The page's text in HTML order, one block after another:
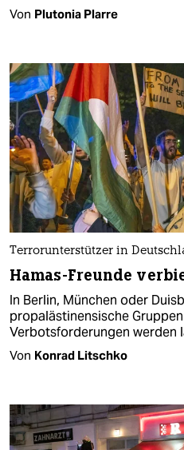
Von Plutonia Plarre
Terrorunterstützer in
Hamas-Freunde
In Berlin, München oder
propalästinensische
Verbotsforderungen werden
Von Konrad Litschko